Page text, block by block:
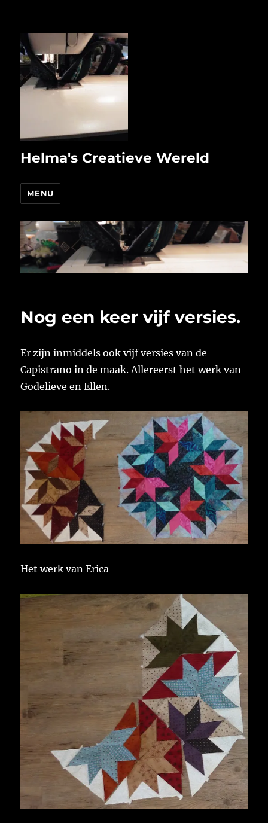
Helma's Creatieve Wereld
MENU
Nog een keer vijf versies.
Er zijn inmiddels ook vijf versies van de
Capistrano in de maak. Allereerst het werk van
Godelieve en Ellen.
Het werk van Erica